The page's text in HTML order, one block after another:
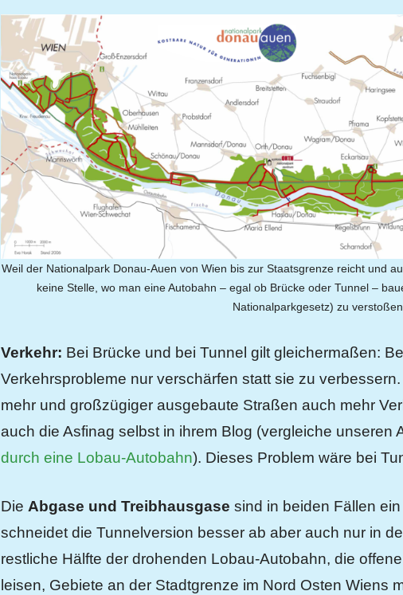
Weil der Nationalpark Donau-Auen von Wien bis zur Staatsgrenze reicht und
keine Stelle, wo man eine Autobahn – egal ob Brücke oder Tunnel –
Nationalparkgesetz) zu
Verkehr: Bei Brücke und bei Tunnel gilt gleichermaßen:
Verkehrsprobleme nur verschärfen statt sie zu
mehr und großzügiger ausgebaute Straßen auch mehr
auch die Asfinag selbst in ihrem Blog (vergleiche unseren
durch eine Lobau-Autobahn). Dieses Problem wäre bei
Die Abgase und Treibhausgase sind in beiden Fällen
schneidet die Tunnelversion besser ab aber auch nur in
restliche Hälfte der drohenden Lobau-Autobahn, die
leisen, Gebiete an der Stadtgrenze im Nord Osten Wiens